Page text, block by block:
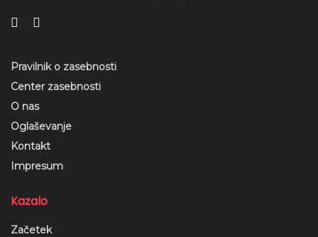
Pravilnik o zasebnosti
Center zasebnosti
O nas
Oglaševanje
Kontakt
Impresum
Kazalo
Začetek